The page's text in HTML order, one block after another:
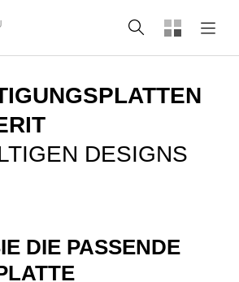
Suche
DESIGNS
DIE PASSENDE